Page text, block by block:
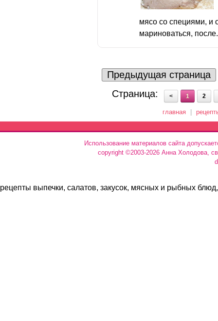
мясо со специями, и
мариноваться,
Предыдущая страница
Страница:
< 1 2
главная
Использование материалов сайта
copyright ©2003-2026 Анна Холодова,
рецепты выпечки, салатов, закусок, мясных и рыбных